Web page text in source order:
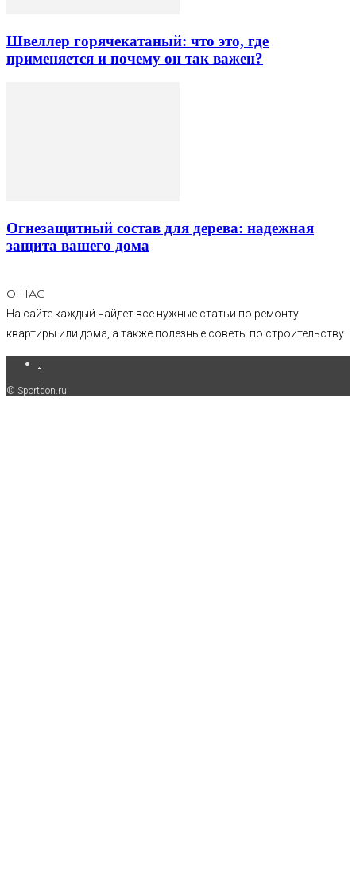
Швеллер горячекатаный: что это, где
применяется и почему он так важен?
Огнезащитный состав для дерева: надежная
защита вашего дома
О НАС
На сайте каждый найдет все нужные статьи по ремонту
квартиры или дома, а также полезные советы по строительству
© Sportdon.ru